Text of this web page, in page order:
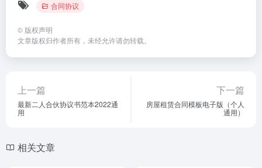
合同协议
© 版权声明
文章版权归作者所有，未经允许请勿转载。
上一篇
最新二人合伙协议书范本2022通
用
下一篇
房屋租赁合同模板电子版（个人
通用）
相关文章